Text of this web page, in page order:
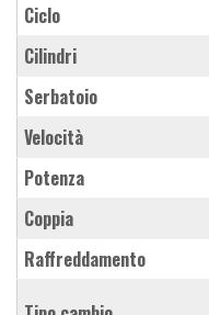
Ciclo
Cilindri
Serbatoio
Velocità
Potenza
Coppia
Raffreddamento